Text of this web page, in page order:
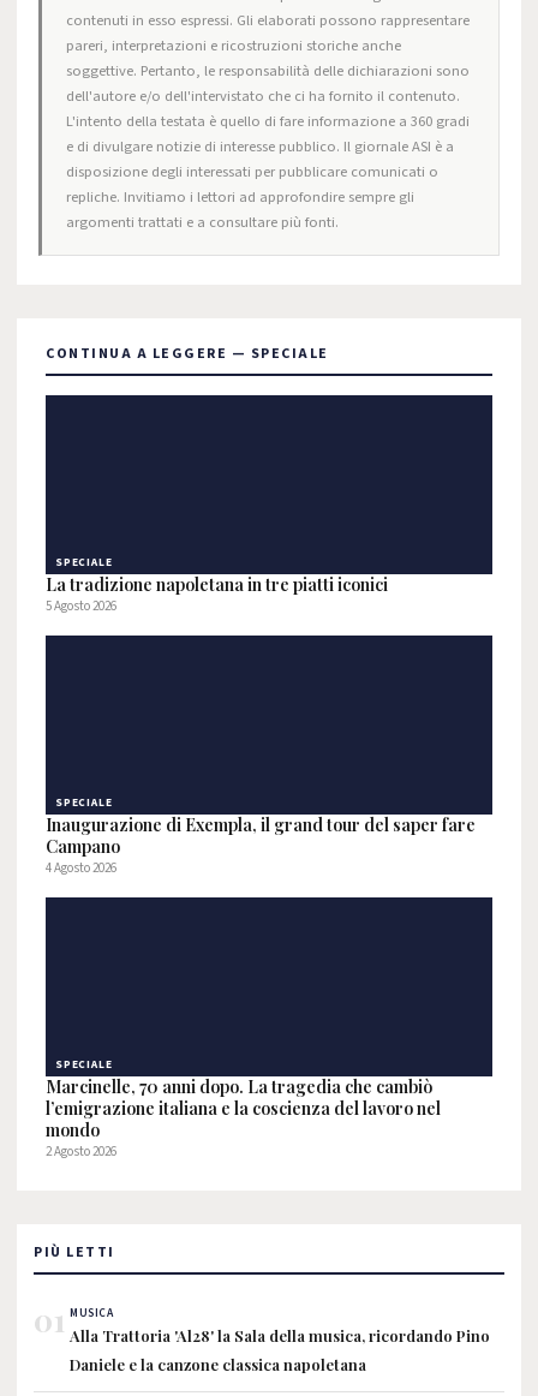
contenuti in esso espressi. Gli elaborati possono rappresentare
pareri, interpretazioni e ricostruzioni storiche anche
soggettive. Pertanto, le responsabilità delle dichiarazioni sono
dell'autore e/o dell'intervistato che ci ha fornito il contenuto.
L'intento della testata è quello di fare informazione a 360 gradi
e di divulgare notizie di interesse pubblico. Il giornale ASI è a
disposizione degli interessati per pubblicare comunicati o
repliche. Invitiamo i lettori ad approfondire sempre gli
argomenti trattati e a consultare più fonti.
CONTINUA A LEGGERE — SPECIALE
SPECIALE
La tradizione napoletana in tre piatti iconici
5 Agosto 2026
SPECIALE
Inaugurazione di Exempla, il grand tour del saper fare
Campano
4 Agosto 2026
SPECIALE
Marcinelle, 70 anni dopo. La tragedia che cambiò
l’emigrazione italiana e la coscienza del lavoro nel
mondo
2 Agosto 2026
PIÙ LETTI
01 MUSICA
Alla Trattoria 'Al28' la Sala della musica, ricordando Pino
Daniele e la canzone classica napoletana